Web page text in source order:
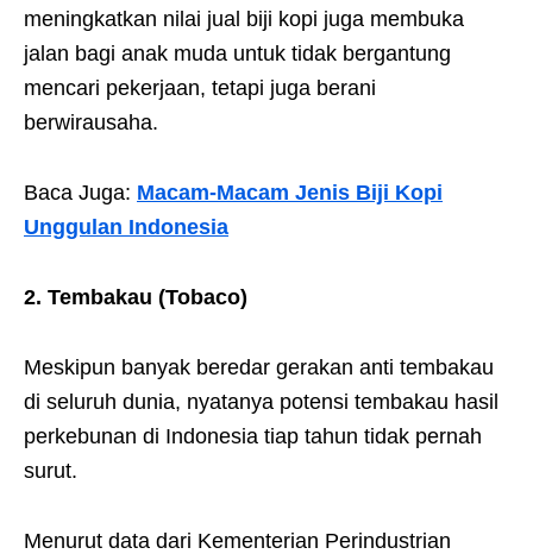
meningkatkan nilai jual biji kopi juga membuka
jalan bagi anak muda untuk tidak bergantung
mencari pekerjaan, tetapi juga berani
berwirausaha.
Baca Juga: Macam-Macam Jenis Biji Kopi
Unggulan Indonesia
2. Tembakau (Tobaco)
Meskipun banyak beredar gerakan anti tembakau
di seluruh dunia, nyatanya potensi tembakau hasil
perkebunan di Indonesia tiap tahun tidak pernah
surut.
Menurut data dari Kementerian Perindustrian